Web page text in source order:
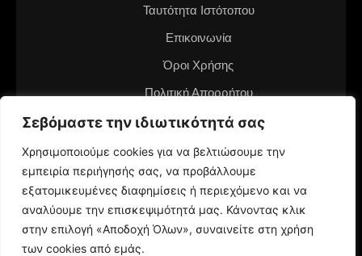
Σεβόμαστε την ιδιωτικότητά σας
Χρησιμοποιούμε cookies για να βελτιώσουμε την
εμπειρία περιήγησής σας, να προβάλλουμε
εξατομικευμένες διαφημίσεις ή περιεχόμενο και να
αναλύουμε την επισκεψιμότητά μας. Κάνοντας κλικ
στην επιλογή «Αποδοχή Όλων», συναινείτε στη χρήση
των cookies από εμάς.
Ταυτότητα Ιστότοπου
Επικοινωνία
Όροι Χρήσης
Πολιτική Απορρήτου
Διαφημιστείτε στο notianea.gr
Γίνε ο ανταποκριτής στην περιοχή σου